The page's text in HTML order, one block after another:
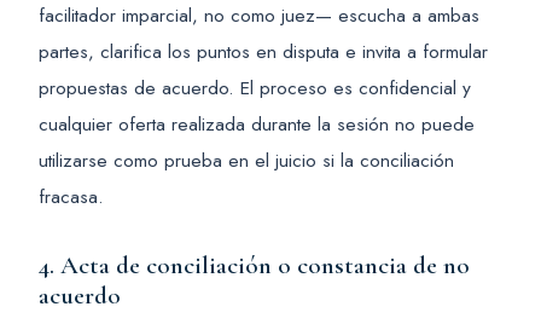
facilitador imparcial, no como juez— escucha a ambas
partes, clarifica los puntos en disputa e invita a formular
propuestas de acuerdo. El proceso es confidencial y
cualquier oferta realizada durante la sesión no puede
utilizarse como prueba en el juicio si la conciliación
fracasa.
4. Acta de conciliación o constancia de no
acuerdo